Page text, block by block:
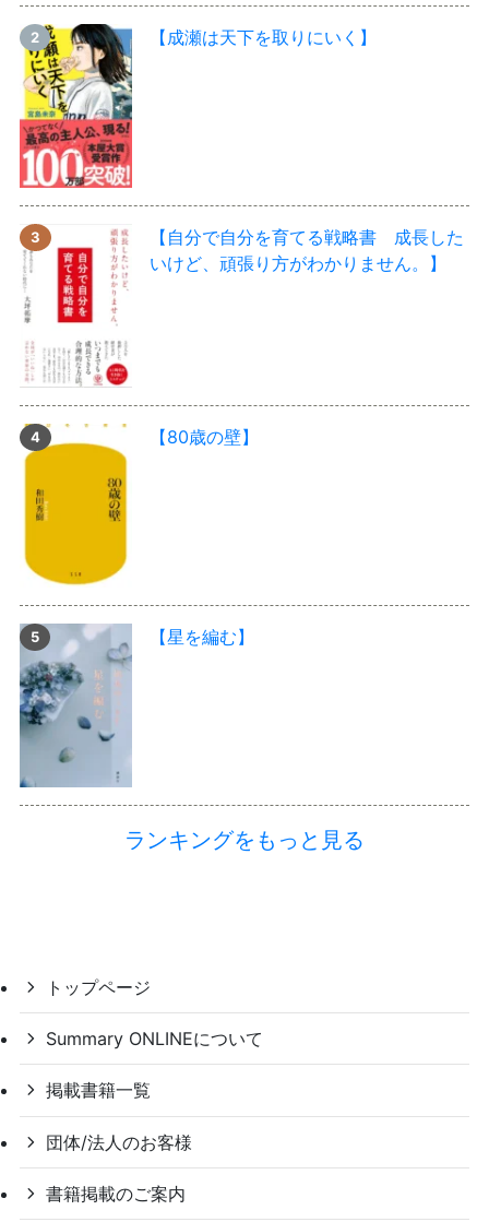
【成瀬は天下を取りにいく】
【自分で自分を育てる戦略書 成長した
いけど、頑張り方がわかりません。】
【80歳の壁】
【星を編む】
ランキングをもっと見る
トップページ
Summary ONLINEについて
掲載書籍一覧
団体/法人のお客様
書籍掲載のご案内